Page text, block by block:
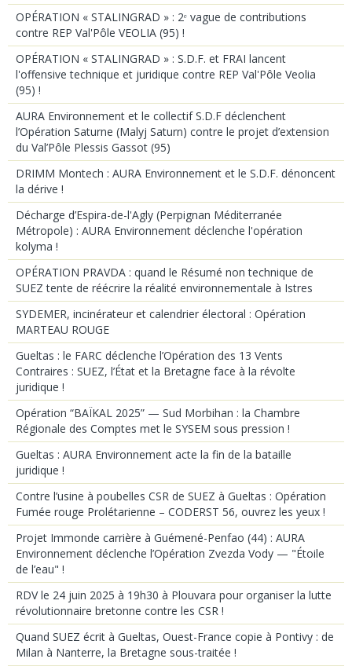
OPÉRATION « STALINGRAD » : 2ᵉ vague de contributions
contre REP Val'Pôle VEOLIA (95) !
OPÉRATION « STALINGRAD » : S.D.F. et FRAI lancent
l'offensive technique et juridique contre REP Val'Pôle Veolia
(95) !
AURA Environnement et le collectif S.D.F déclenchent
l’Opération Saturne (Malyj Saturn) contre le projet d’extension
du Val’Pôle Plessis Gassot (95)
DRIMM Montech : AURA Environnement et le S.D.F. dénoncent
la dérive !
Décharge d’Espira-de-l'Agly (Perpignan Méditerranée
Métropole) : AURA Environnement déclenche l'opération
kolyma !
OPÉRATION PRAVDA : quand le Résumé non technique de
SUEZ tente de réécrire la réalité environnementale à Istres
SYDEMER, incinérateur et calendrier électoral : Opération
MARTEAU ROUGE
Gueltas : le FARC déclenche l’Opération des 13 Vents
Contraires : SUEZ, l’État et la Bretagne face à la révolte
juridique !
Opération “BAÏKAL 2025” — Sud Morbihan : la Chambre
Régionale des Comptes met le SYSEM sous pression !
Gueltas : AURA Environnement acte la fin de la bataille
juridique !
Contre l’usine à poubelles CSR de SUEZ à Gueltas : Opération
Fumée rouge Prolétarienne – CODERST 56, ouvrez les yeux !
Projet Immonde carrière à Guémené-Penfao (44) : AURA
Environnement déclenche l’Opération Zvezda Vody — "Étoile
de l’eau" !
RDV le 24 juin 2025 à 19h30 à Plouvara pour organiser la lutte
révolutionnaire bretonne contre les CSR !
Quand SUEZ écrit à Gueltas, Ouest-France copie à Pontivy : de
Milan à Nanterre, la Bretagne sous-traitée !